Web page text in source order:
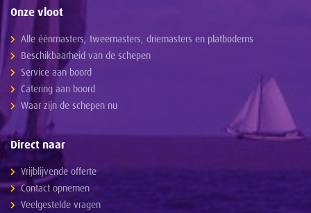
Onze vloot
Alle éénmasters, tweemasters, driemasters en platbodems
Beschikbaarheid van de schepen
Service aan boord
Catering aan boord
Waar zijn de schepen nu
Direct naar
Vrijblijvende offerte
Contact opnemen
Veelgestelde vragen